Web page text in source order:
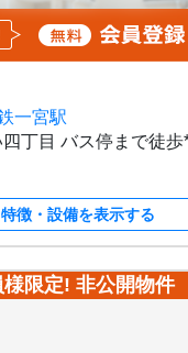
一宮駅
四丁目 バス停まで徒歩
特徴・設備を表示する
様限定! 非公開物件